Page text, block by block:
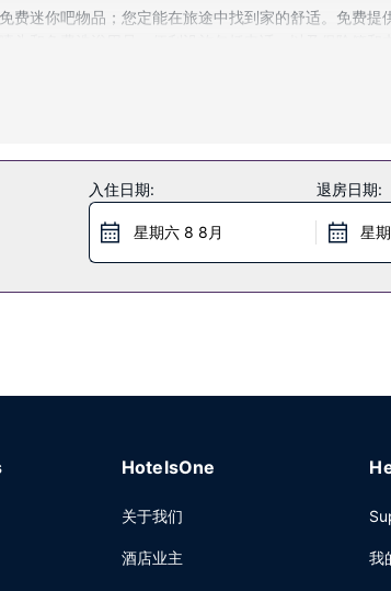
费迷你吧物品；您定能在旅途中找到家的舒适。免费
10:30 提供收费的全套早餐。
上网、豪华轿车或公务车服务和快速退房。这家酒店的
入住日期:
星期六 8 8月
退房日期:
星
HotelsOne
关于我们
酒店业主 我